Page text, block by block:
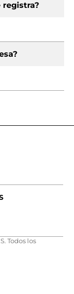
registra?
Todos los